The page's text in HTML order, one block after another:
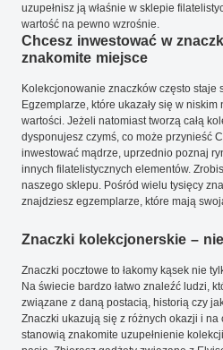
uzupełnisz ją właśnie w sklepie
wartość na pewno wzrośnie.
Chcesz inwestować w
znakomite miejsce
Kolekcjonowanie znaczków często staje
Egzemplarze, które ukazały się w
wartości. Jeżeli natomiast tworzą całą
dysponujesz czymś, co może przynieść
inwestować mądrze, uprzednio poznaj
innych filatelistycznych elementów.
naszego sklepu. Pośród wielu tysięcy
znajdziesz egzemplarze, które mają
Znaczki kolekcjonerskie –
Znaczki pocztowe to łakomy kąsek nie
Na świecie bardzo łatwo znaleźć ludzi,
związane z daną postacią, historią czy
Znaczki ukazują się z różnych okazji i
stanowią znakomite uzupełnienie